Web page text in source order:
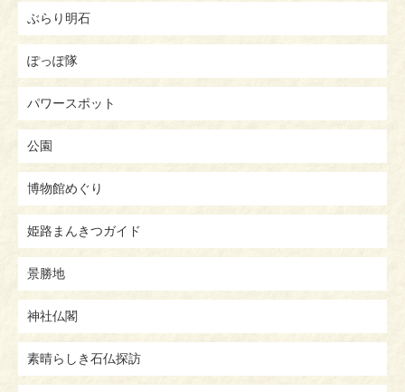
ぶらり明石
ぽっぽ隊
パワースポット
公園
博物館めぐり
姫路まんきつガイド
景勝地
神社仏閣
素晴らしき石仏探訪